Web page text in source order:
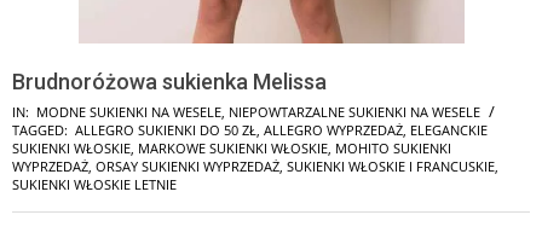
Brudnoróżowa sukienka Melissa
IN: MODNE SUKIENKI NA WESELE NIEPOWTARZALNE SUKIENKI NA WESELE
TAGGED: ALLEGRO SUKIENKI DO 50 ZŁ ALLEGRO WYPRZEDAŻ ELEGANCKIE
SUKIENKI WŁOSKIE MARKOWE SUKIENKI WŁOSKIE MOHITO SUKIENKI
WYPRZEDAŻ ORSAY SUKIENKI WYPRZEDAŻ SUKIENKI WŁOSKIE I FRANCUSKIE
SUKIENKI WŁOSKIE LETNIE